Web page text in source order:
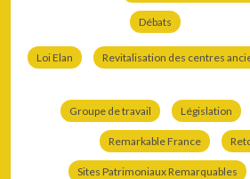
Débats
Loi Elan Revitalisation des centres
Groupe de travail Législation
Remarkable France
Sites Patrimoniaux Remarquables